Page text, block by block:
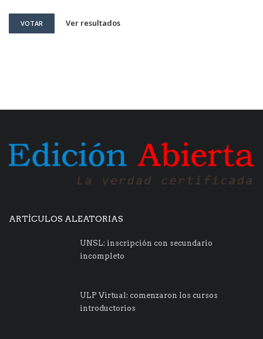
VOTAR Ver resultados
ARTÍCULOS ALEATORIAS
UNSL: inscripción con secundario
incompleto
ULP Virtual: comenzaron los cursos
introductorios